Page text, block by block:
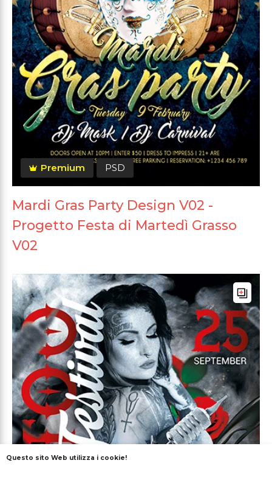
Premium PSD
Mardi Gras Party Design V02 -
Progetto Festa di Martedì Grasso
V02
Questo sito Web utilizza i cookie!